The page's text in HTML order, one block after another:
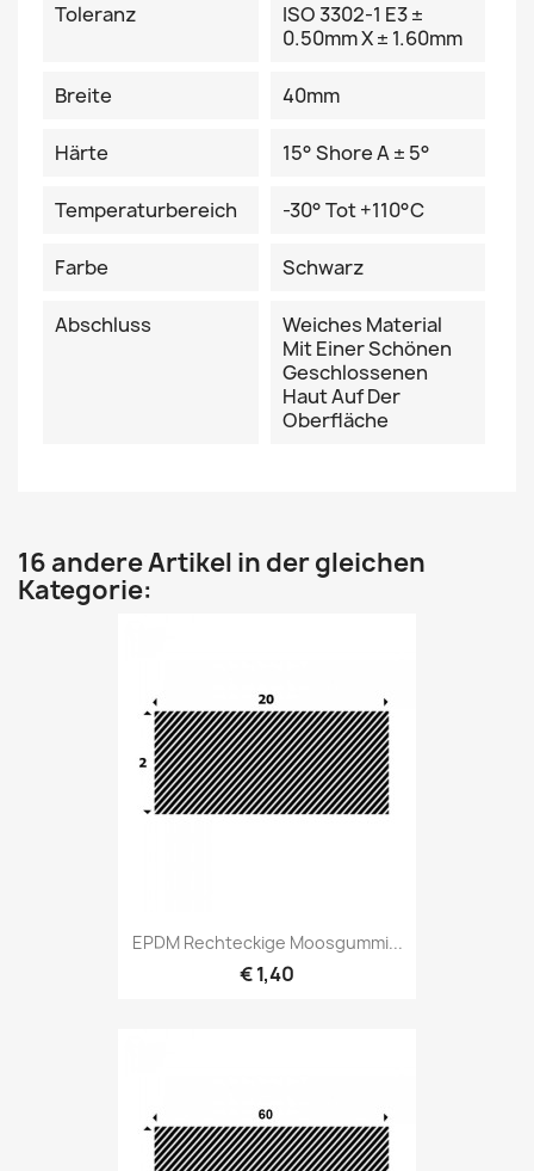
Toleranz
ISO 3302-1 E3 ±
0.50mm X ± 1.60mm
Breite 40mm
Härte 15° Shore A ± 5°
Temperaturbereich -30° Tot +110°C
Farbe Schwarz
Abschluss
Weiches Material
Mit Einer Schönen
Geschlossenen
Haut Auf Der
Oberfläche
16 andere Artikel in der gleichen
Kategorie:
EPDM Rechteckige Moosgummi...
€ 1,40